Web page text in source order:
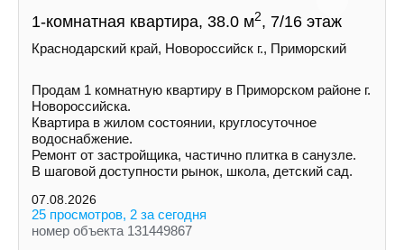
1-комнатная квартира, 38.0 м2, 7/16 этаж
Краснодарский край, Новороссийск г., Приморский
Продам 1 комнатную квартиру в Приморском районе г.
Новороссийска.
Квартира в жилом состоянии, круглосуточное
водоснабжение.
Ремонт от застройщика, частично плитка в санузле.
В шаговой доступности рынок, школа, детский сад.
07.08.2026
25 просмотров, 2 за сегодня
номер объекта 131449867